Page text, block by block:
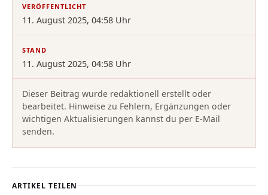
VERÖFFENTLICHT
11. August 2025, 04:58 Uhr
STAND
11. August 2025, 04:58 Uhr
Dieser Beitrag wurde redaktionell erstellt oder
bearbeitet. Hinweise zu Fehlern, Ergänzungen oder
wichtigen Aktualisierungen kannst du per E-Mail
senden.
ARTIKEL TEILEN